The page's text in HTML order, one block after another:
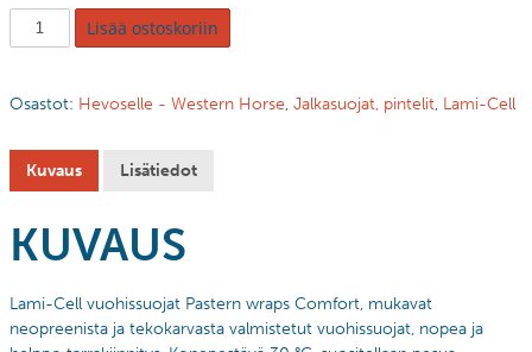
Lisää ostoskoriin
Osastot: Hevoselle - Western Horse, Jalkasuojat, pintelit, Lami-Cell
Kuvaus Lisätiedot
KUVAUS
Lami-Cell vuohissuojat Pastern wraps Comfort, mukavat
neopreenista ja tekokarvasta valmistetut vuohissuojat, nopea ja